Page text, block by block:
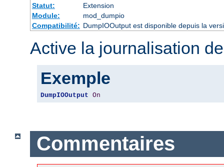
Statut:
Extension
Module:
mod_dumpio
Compatibilité: DumpIOOutput est disponible depuis la
Active la journalisation
Exemple
DumpIOOutput On
Commentaires